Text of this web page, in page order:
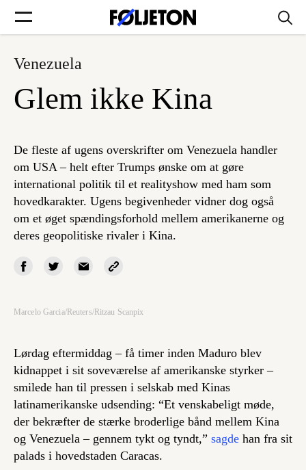
Forsider
Føljetoner
Søg
Min side
Venezuela
Glem ikke Kina
De fleste af ugens overskrifter om Venezuela handler
om USA – helt efter Trumps ønske om at gøre
international politik til et realityshow med ham som
hovedkarakter. Ugens begivenheder vidner dog også
om et øget spændingsforhold mellem amerikanerne og
deres geopolitiske rivaler i Kina.
Marcelo Garcia/Reuters/Ritzau Scanpix
Lørdag eftermiddag – få timer inden Maduro blev
kidnappet i sit soveværelse af amerikanske styrker –
smilede han til pressen i selskab med Kinas
latinamerikanske udsending: “Et venskabeligt møde,
der bekræfter de stærke broderlige bånd mellem Kina
og Venezuela – gennem tykt og tyndt,” sagde han fra sit
palads i hovedstaden Caracas.